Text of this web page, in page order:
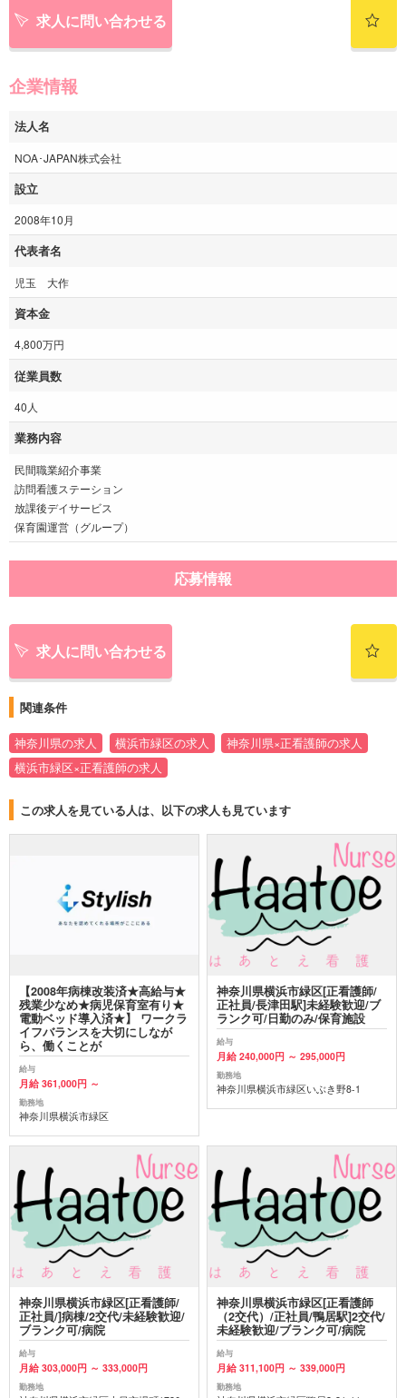
求人に問い合わせる
企業情報
法人名
NOA･JAPAN株式会社
設立
2008年10月
代表者名
児玉 大作
資本金
4,800万円
従業員数
40人
業務内容
民間職業紹介事業
訪問看護ステーション
放課後デイサービス
保育園運営（グループ）
応募情報
求人に問い合わせる
関連条件
神奈川県の求人 横浜市緑区の求人
神奈川県×正看護師の求人
横浜市緑区×正看護師の求人
この求人を見ている人は、以下の求人も見ています
【2008年病棟改装済★高給与★
残業少なめ★病児保育室有り★
電動ベッド導入済★】 ワークラ
イフバランスを大切にしなが
ら、働くことが
給与
月給 361,000円 ～
勤務地
神奈川県横浜市緑区
神奈川県横浜市緑区[正看護師/
正社員/長津田駅]未経験歓迎/ブ
ランク可/日勤のみ/保育施設
給与
月給 240,000円 ～ 295,000円
勤務地
神奈川県横浜市緑区いぶき野8-1
神奈川県横浜市緑区[正看護師/
正社員/]病棟/2交代/未経験歓迎/
ブランク可/病院
給与
月給 303,000円 ～ 333,000円
勤務地
神奈川県横浜市緑区[正看護師
（2交代）/正社員/鴨居駅]2交代/
未経験歓迎/ブランク可/病院
給与
月給 311,100円 ～ 339,000円
勤務地